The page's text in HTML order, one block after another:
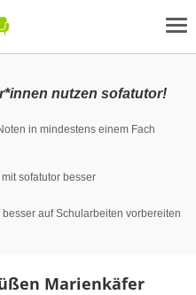
nutzen sofatutor!
in mindestens einem Fach
sofatutor besser
auf Schularbeiten vorbereiten
Marienkäfer